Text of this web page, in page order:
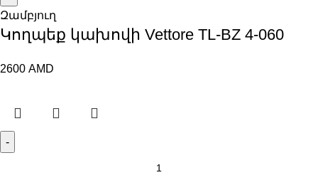
Զամբյուղ
Կողպեք կախովի Vettore TL-BZ 4-060
2600 AMD